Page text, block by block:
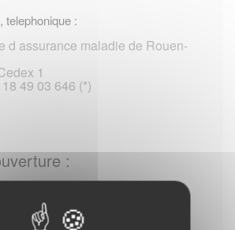
telephonique :
d assurance maladie de Rouen-
1
49 03 646 (*)
:
08:30 - 12:00 / 13:15 - 16:30